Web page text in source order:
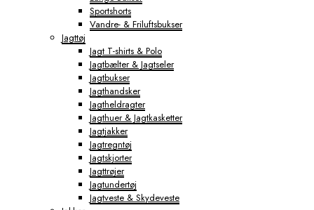
Sportshorts
Vandre- & Friluftsbukser
Jagttøj
Jagt T-shirts & Polo
Jagtbælter & Jagtseler
Jagtbukser
Jagthandsker
Jagtheldragter
Jagthuer & Jagtkasketter
Jagtjakker
Jagtregntøj
Jagtskjorter
Jagttrøjer
Jagtundertøj
Jagtveste & Skydeveste